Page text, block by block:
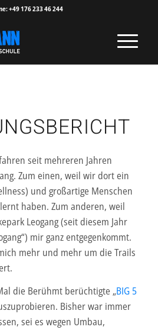
+49 176 233 46 244
seit mehreren Jahren
Zum einen, weil wir dort ein
und großartige Menschen
haben. Zum anderen, weil
Leogang (seit diesem Jahr
mir ganz entgegenkommt.
mehr und mehr um die Trails
die Berühmt berüchtigte „BIG 5
Bisher war immer
sei es wegen Umbau,